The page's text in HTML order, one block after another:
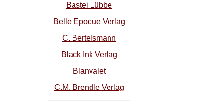
Bastei Lübbe
Belle Epoque Verlag
C. Bertelsmann
Black Ink Verlag
Blanvalet
C.M. Brendle Verlag